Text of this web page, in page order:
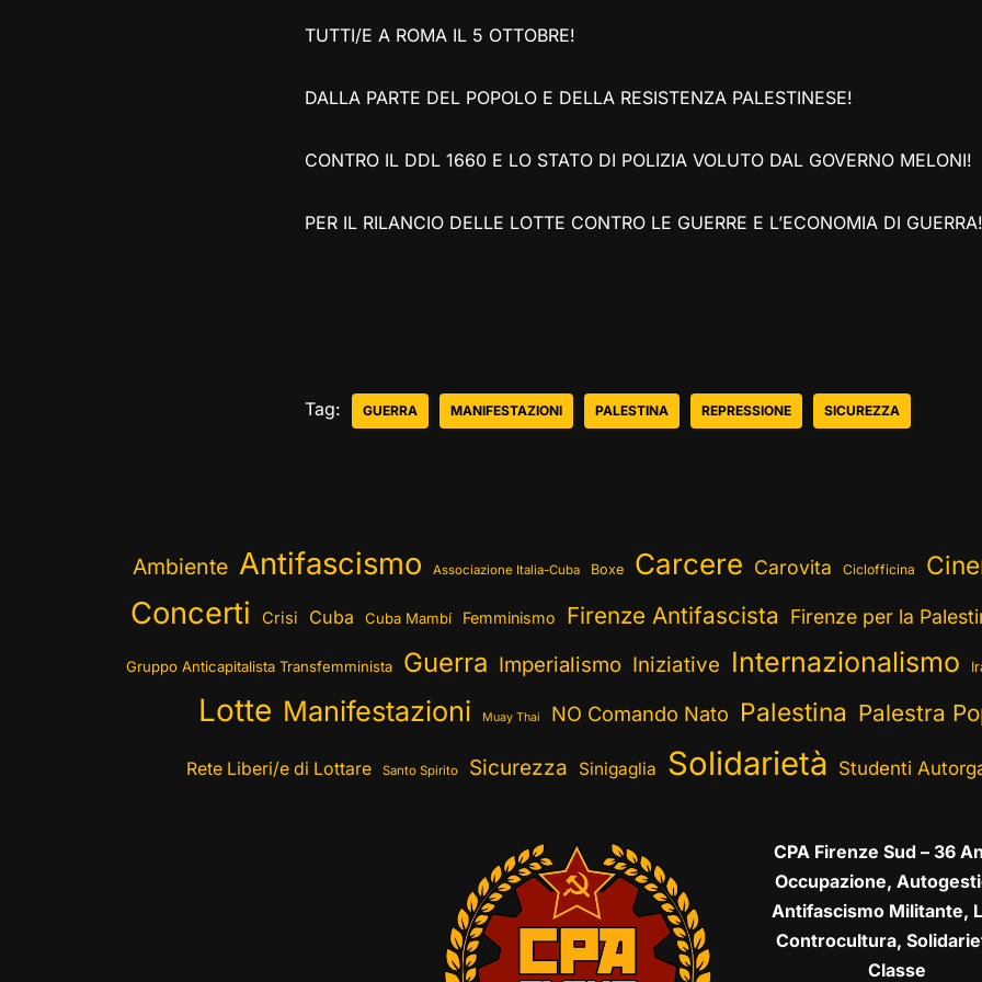
TUTTI/E A ROMA IL 5 OTTOBRE!
DALLA PARTE DEL POPOLO E DELLA RESISTENZA PALESTINESE!
CONTRO IL DDL 1660 E LO STATO DI POLIZIA VOLUTO DAL GOVERNO MELONI!
PER IL RILANCIO DELLE LOTTE CONTRO LE GUERRE E L’ECONOMIA DI GUERRA!
Tag: GUERRA MANIFESTAZIONI PALESTINA REPRESSIONE SICUREZZA
Ambiente Antifascismo Associazione Italia-Cuba Boxe Carcere Carovita Ciclofficina
Concerti Crisi Cuba Cuba Mambí Femminismo Firenze Antifascista Firenze per la
Gruppo Anticapitalista Transfemminista Guerra Imperialismo Iniziative Internazionalismo
Lotte Manifestazioni Muay Thai NO Comando Nato Palestina Palestra
Rete Liberi/e di Lottare Santo Spirito Sicurezza Sinigaglia Solidarietà Studenti
CPA Firenze Sud – 36
Occupazione,
Antifascismo Militante,
Controcultura,
Classe